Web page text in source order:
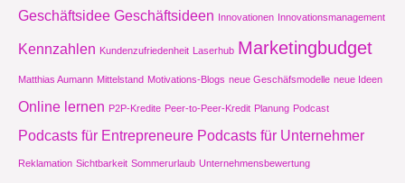
Geschäftsidee Geschäftsideen Innovationen Innovationsmanagement
Kennzahlen Kundenzufriedenheit Laserhub Marketingbudget
Matthias Aumann Mittelstand Motivations-Blogs neue Geschäfsmodelle neue Ideen
Online lernen P2P-Kredite Peer-to-Peer-Kredit Planung Podcast
Podcasts für Entrepreneure Podcasts für Unternehmer
Reklamation Sichtbarkeit Sommerurlaub Unternehmensbewertung